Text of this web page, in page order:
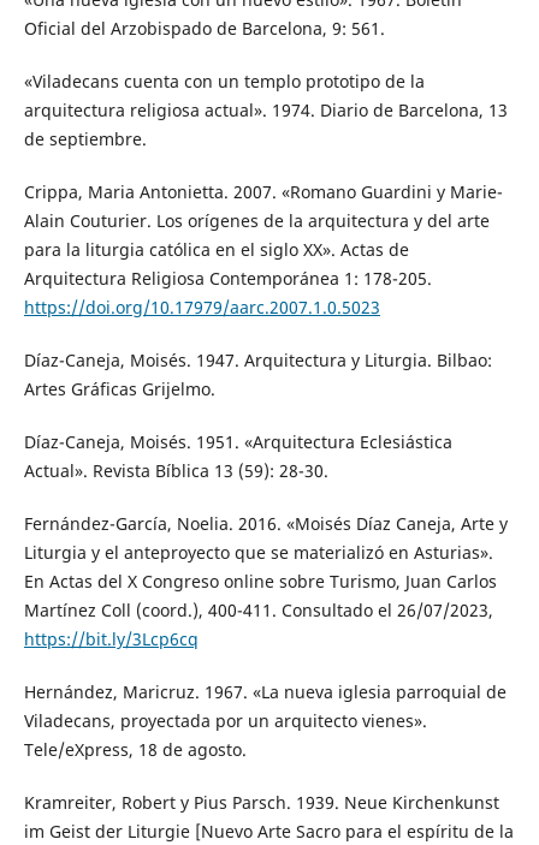
Oficial del Arzobispado de Barcelona, 9: 561.
«Viladecans cuenta con un templo prototipo de la
arquitectura religiosa actual». 1974. Diario de Barcelona, 13
de septiembre.
Crippa, Maria Antonietta. 2007. «Romano Guardini y Marie-
Alain Couturier. Los orígenes de la arquitectura y del arte
para la liturgia católica en el siglo XX». Actas de
Arquitectura Religiosa Contemporánea 1: 178-205.
https://doi.org/10.17979/aarc.2007.1.0.5023
Díaz-Caneja, Moisés. 1947. Arquitectura y Liturgia. Bilbao:
Artes Gráficas Grijelmo.
Díaz-Caneja, Moisés. 1951. «Arquitectura Eclesiástica
Actual». Revista Bíblica 13 (59): 28-30.
Fernández-García, Noelia. 2016. «Moisés Díaz Caneja, Arte y
Liturgia y el anteproyecto que se materializó en Asturias».
En Actas del X Congreso online sobre Turismo, Juan Carlos
Martínez Coll (coord.), 400-411. Consultado el 26/07/2023,
https://bit.ly/3Lcp6cq
Hernández, Maricruz. 1967. «La nueva iglesia parroquial de
Viladecans, proyectada por un arquitecto vienes».
Tele/eXpress, 18 de agosto.
Kramreiter, Robert y Pius Parsch. 1939. Neue Kirchenkunst
im Geist der Liturgie [Nuevo Arte Sacro para el espíritu de la